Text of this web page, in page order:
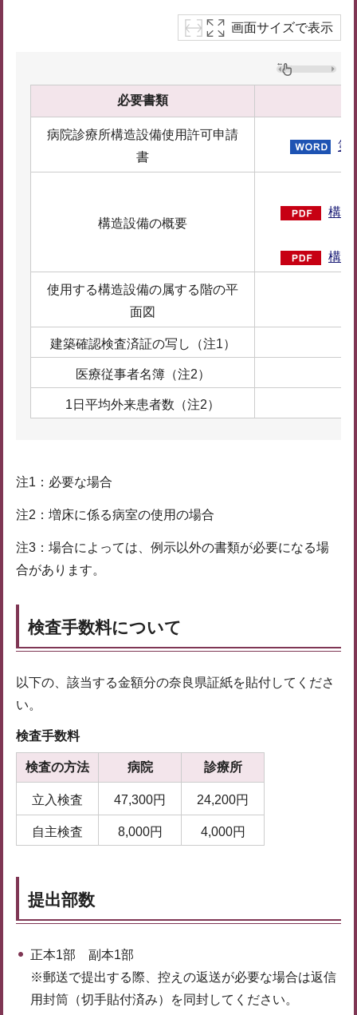
画面サイズで表示
必要書類
病院診療所構造設備使用許可申請
書
第
構造設備の概要
構造
構造
使用する構造設備の属する階の平
面図
建築確認検査済証の写し（注1）
医療従事者名簿（注2）
1日平均外来患者数（注2）
注1：必要な場合
注2：増床に係る病室の使用の場合
注3：場合によっては、例示以外の書類が必要になる場
合があります。
検査手数料について
以下の、該当する金額分の奈良県証紙を貼付してくださ
い。
検査手数料
検査の方法 病院 診療所
立入検査 47,300円 24,200円
自主検査 8,000円 4,000円
提出部数
正本1部 副本1部
※郵送で提出する際、控えの返送が必要な場合は返信
用封筒（切手貼付済み）を同封してください。